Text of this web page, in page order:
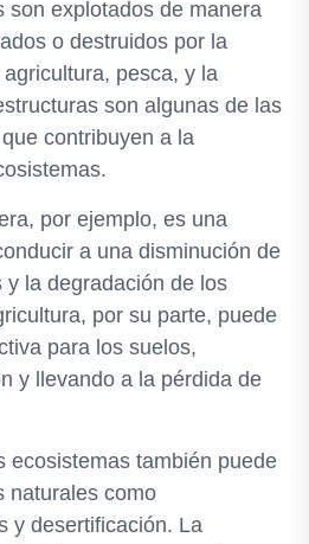
son explotados de manera
o destruidos por la
pesca, y la
son algunas de las
contribuyen a la
por ejemplo, es una
a una disminución de
y la degradación de los
por su parte, puede
para los suelos,
y llevando a la pérdida de
ecosistemas también puede
naturales como
y desertificación. La